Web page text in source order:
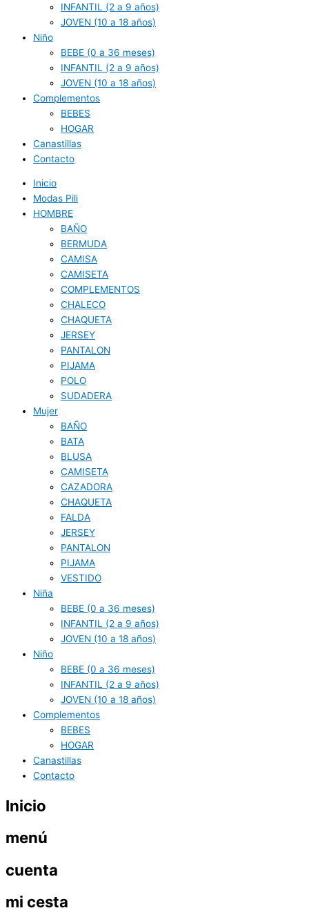
INFANTIL (2 a 9 años)
JOVEN (10 a 18 años)
Niño
BEBE (0 a 36 meses)
INFANTIL (2 a 9 años)
JOVEN (10 a 18 años)
Complementos
BEBES
HOGAR
Canastillas
Contacto
Inicio
Modas Pili
HOMBRE
BAÑO
BERMUDA
CAMISA
CAMISETA
COMPLEMENTOS
CHALECO
CHAQUETA
JERSEY
PANTALON
PIJAMA
POLO
SUDADERA
Mujer
BAÑO
BATA
BLUSA
CAMISETA
CAZADORA
CHAQUETA
FALDA
JERSEY
PANTALON
PIJAMA
VESTIDO
Niña
BEBE (0 a 36 meses)
INFANTIL (2 a 9 años)
JOVEN (10 a 18 años)
Niño
BEBE (0 a 36 meses)
INFANTIL (2 a 9 años)
JOVEN (10 a 18 años)
Complementos
BEBES
HOGAR
Canastillas
Contacto
Inicio
menú
cuenta
mi cesta